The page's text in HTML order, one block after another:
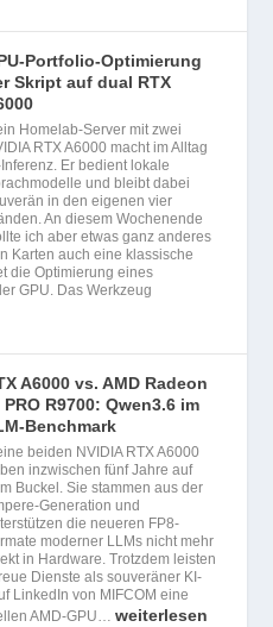
Portfolio-Optimierung
Skript auf dual RTX
Homelab-Server mit zwei
RTX A6000 macht im Alltag
Inferenz. Er bedient lokale
und bleibt dabei
in den eigenen vier
An diesem Wochenende
ich aber etwas ganz anderes
Karten auch eine klassische
die Optimierung eines
GPU. Das Werkzeug
A6000 vs. AMD Radeon
PRO R9700: Qwen3.6 im
Benchmark
beiden NVIDIA RTX A6000
inzwischen fünf Jahre auf
Buckel. Sie stammen aus der
Generation und
die neueren FP8-
moderner LLMs nicht mehr
in Hardware. Trotzdem leisten
Dienste als souveräner KI-
LinkedIn von MIFCOM eine
AMD-GPU…weiterlesen